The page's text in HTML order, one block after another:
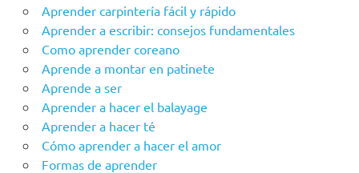
Aprender carpintería fácil y rápido
Aprender a escribir: consejos fundamentales
Como aprender coreano
Aprende a montar en patinete
Aprende a ser
Aprender a hacer el balayage
Aprender a hacer té
Cómo aprender a hacer el amor
Formas de aprender